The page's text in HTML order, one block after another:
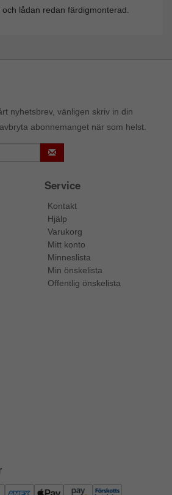
lådan redan färdigmonterad.
nyhetsbrev, vänligen skriv in din
abonnemanget när som helst.
Service
Kontakt
Hjälp
Varukorg
Mitt konto
Minneslista
Min önskelista
Offentlig önskelista